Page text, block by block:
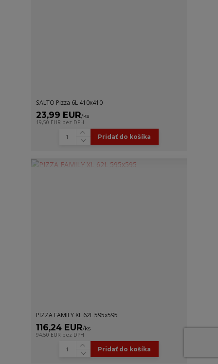
SALTO Pizza 6L 410x410
23,99 EUR/ks
19,50 EUR bez DPH
Pridať do košíka
PIZZA FAMILY XL 62L 595x595
116,24 EUR/ks
94,50 EUR bez DPH
Pridať do košíka